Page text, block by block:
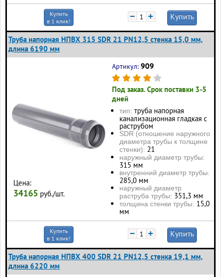
Купить
в 1 клик!
− + Купить
Труба напорная НПВХ 315 SDR 21 PN12,5 стенка 15,0 мм,
длина 6190 мм
Цена:
34165 руб./шт.
Артикул: 909
Под заказ. Срок поставки 3-5
дней
тип: труба напорная
канализационная гладкая с
раструбом
SDR (отношение наружного
диаметра трубы к толщине
стенки): 21
наружный диаметр трубы:
315 мм
внутренний диаметр трубы:
285,0 мм
наружный диаметр
раструба трубы: 351,3 мм
толщина стенки трубы: 15,0
мм
Купить
в 1 клик!
− + Купить
Труба напорная НПВХ 400 SDR 21 PN12,5 стенка 19,1 мм,
длина 6220 мм